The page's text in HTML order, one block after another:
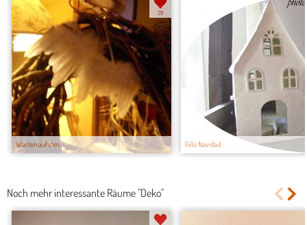
Warten auf den ...
29
Feliz Navidad
Noch mehr interessante Räume "Deko"